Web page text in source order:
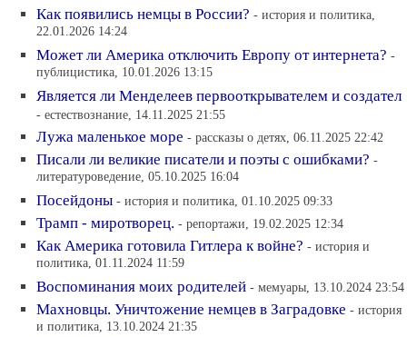
Как появились немцы в России? - история и политика,
22.01.2026 14:24
Может ли Америка отключить Европу от интернета? -
публицистика, 10.01.2026 13:15
Является ли Менделеев первооткрывателем и создател
- естествознание, 14.11.2025 21:55
Лужа маленькое море - рассказы о детях, 06.11.2025 22:42
Писали ли великие писатели и поэты с ошибками? -
литературоведение, 05.10.2025 16:04
Посейдоны - история и политика, 01.10.2025 09:33
Трамп - миротворец. - репортажи, 19.02.2025 12:34
Как Америка готовила Гитлера к войне? - история и
политика, 01.11.2024 11:59
Воспоминания моих родителей - мемуары, 13.10.2024 23:54
Махновцы. Уничтожение немцев в Заградовке - история
и политика, 13.10.2024 21:35